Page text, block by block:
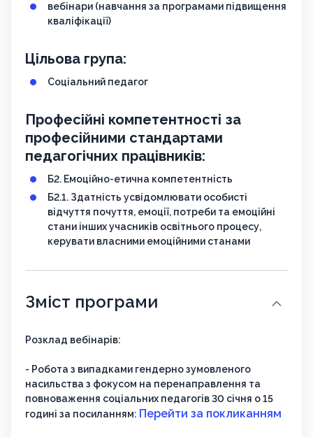
вебінари (навчання за програмами підвищення
кваліфікації)
Цільова група:
Соціальний педагог
Професійні компетентності за
професійними стандартами
педагогічних працівників:
Б2. Емоційно-етична компетентність
Б2.1. Здатність усвідомлювати особисті
відчуття почуття, емоції, потреби та емоційні
стани інших учасників освітнього процесу,
керувати власними емоційними станами
Зміст програми
Розклад вебінарів:
- Робота з випадками гендерно зумовленого
насильства з фокусом на перенаправлення та
повноваження соціальних педагогів 30 січня о 15
годині за посиланням: Перейти за покликанням